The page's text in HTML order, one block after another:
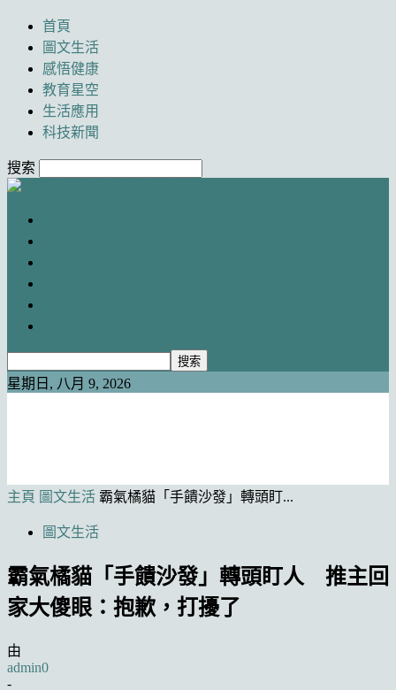
首頁
圖文生活
感悟健康
教育星空
生活應用
科技新聞
搜索
星期日, 八月 9, 2026
主頁 圖文生活 霸氣橘貓「手饋沙發」轉頭盯...
圖文生活
霸氣橘貓「手饋沙發」轉頭盯人 推主回
家大傻眼：抱歉，打擾了
由
admin0
-